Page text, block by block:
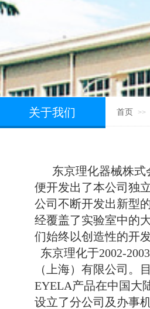
关于我们 首页 >>
东京理化器械株
便开发出了本公司独
公司不断开发出新型
经覆盖了实验室中的
们始终以创造性的开
东京理化于2002-
（上海）有限公司。
EYELA产品在中国大
设立了分公司及办事